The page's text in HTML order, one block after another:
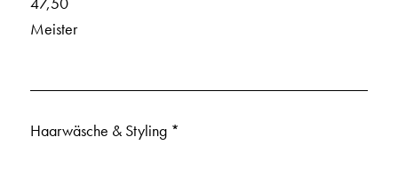
Meister
Haarwäsche & Styling *